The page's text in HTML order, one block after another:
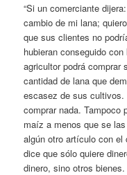
“Si un comerciante
cambio de mi lana;
que sus clientes no
hubieran conseguido
agricultor podrá comprar
cantidad de lana que
escasez de sus
comprar nada. Tampoco
maíz a menos que se
algún otro artículo con
dice que sólo quiere
dinero, sino otros